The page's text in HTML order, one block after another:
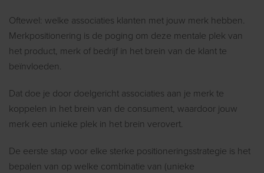
Oftewel: welke associaties klanten met jouw merk hebben.
Merkpositionering is de poging om deze mentale plek van
het product, merk of bedrijf in het brein van de klant te
beïnvloeden.
Dat doe je door doelgericht associaties aan je merk te
koppelen in het brein van de consument, waardoor jouw
merk een unieke plek in het brein verovert.
De eerste stap voor elke sterke positioneringsstrategie is het
bepalen van op welke combinatie van (unieke